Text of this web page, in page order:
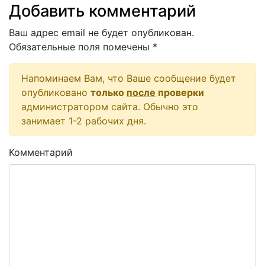
Добавить комментарий
Ваш адрес email не будет опубликован.
Обязательные поля помечены *
Напоминаем Вам, что Ваше сообщение будет
опубликовано только после проверки
администратором сайта. Обычно это
занимает 1-2 рабочих дня.
Комментарий